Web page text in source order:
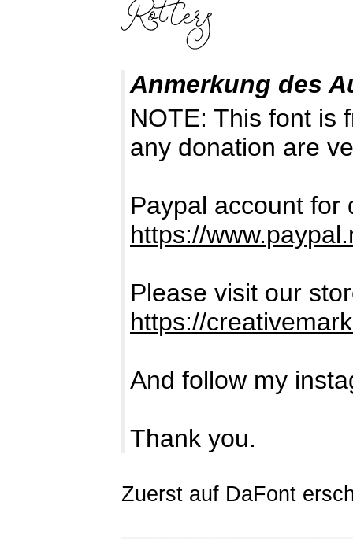
Anmerkung des
NOTE: This font is
any donation are
Paypal account for
https://
Please visit our
https://
And follow my
Thank you.
Zuerst auf DaFont